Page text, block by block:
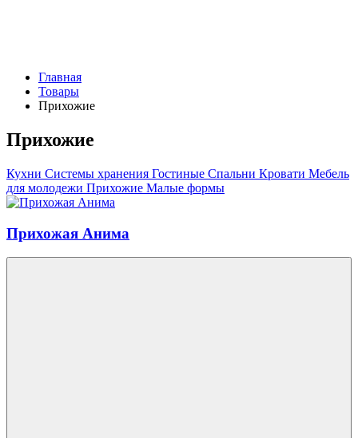
Главная
Товары
Прихожие
Прихожие
Кухни Системы хранения Гостиные Спальни Кровати Мебель
для молодежи Прихожие Малые формы
Прихожая Анима